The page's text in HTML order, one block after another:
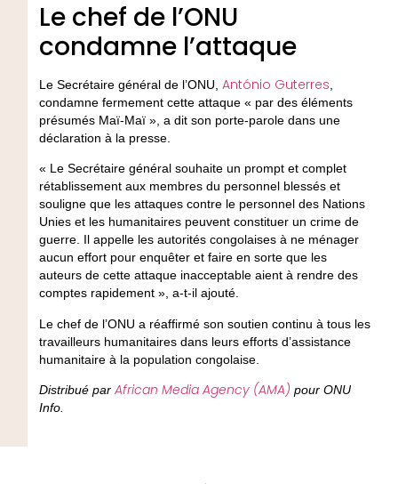
Le chef de l’ONU
condamne l’attaque
Le Secrétaire général de l’ONU, António Guterres
condamne fermement cette attaque « par des éléments
présumés Maï-Maï », a dit son porte-parole dans une
déclaration à la presse.
« Le Secrétaire général souhaite un prompt et complet
rétablissement aux membres du personnel blessés et
souligne que les attaques contre le personnel des Nations
Unies et les humanitaires peuvent constituer un crime de
guerre. Il appelle les autorités congolaises à ne ménager
aucun effort pour enquêter et faire en sorte que les
auteurs de cette attaque inacceptable aient à rendre des
comptes rapidement », a-t-il ajouté.
Le chef de l’ONU a réaffirmé son soutien continu à tous les
travailleurs humanitaires dans leurs efforts d’assistance
humanitaire à la population congolaise.
Distribué par African Media Agency (AMA) pour ONU
Info.